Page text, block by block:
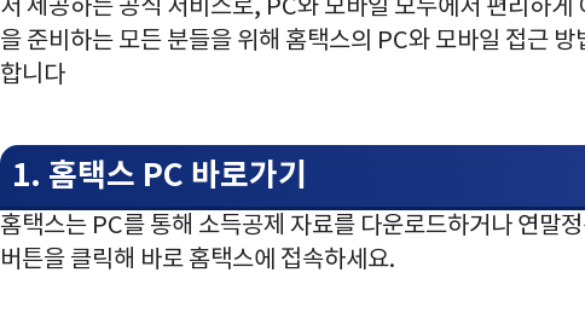
서 제공하는 공식 서비스로, PC와 모바일 모두에서 편리하
을 준비하는 모든 분들을 위해 홈택스의 PC와 모바일 접근
합니다
1. 홈택스 PC 바로가기
홈택스는 PC를 통해 소득공제 자료를 다운로드하거나 연말
버튼을 클릭해 바로 홈택스에 접속하세요.